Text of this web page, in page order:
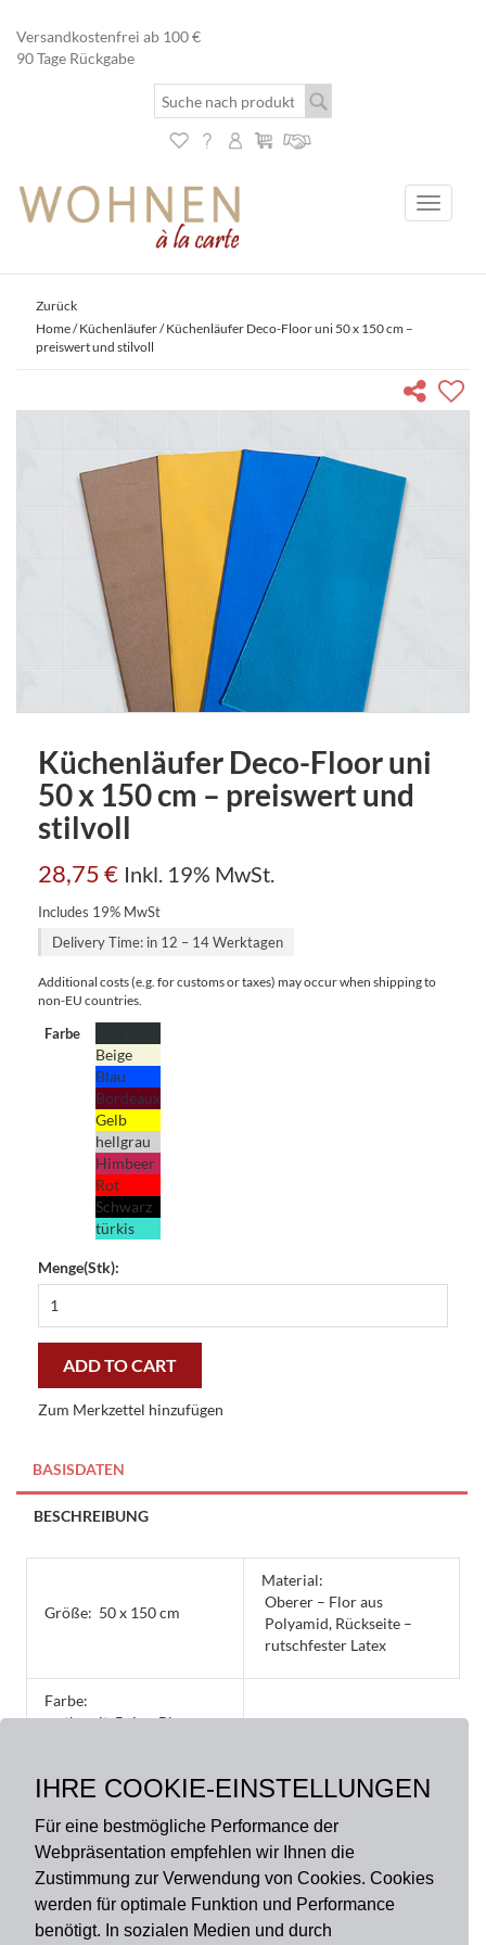
IHRE COOKIE-EINSTELLUNGEN
Für eine bestmögliche Performance der
Webpräsentation empfehlen wir Ihnen die
Zustimmung zur Verwendung von Cookies. Cookies
werden für optimale Funktion und Performance
benötigt. In sozialen Medien und durch
Versandkostenfrei ab 100 €
90 Tage Rückgabe
Toggle
Zurück
Home/Küchenläufer/ Küchenläufer Deco-Floor uni 50 x 150 cm –
preiswert und stilvoll
Küchenläufer Deco-Floor uni
50 x 150 cm – preiswert und
stilvoll
28,75€ Inkl. 19% MwSt.
Includes 19% MwSt
Delivery Time: in 12 – 14 Werktagen
Additional costs (e.g. for customs or taxes) may occur when shipping to
non-EU countries.
Farbe
Beige
Blau
Bordeaux
Gelb
hellgrau
Himbeer
Rot
Schwarz
türkis
Menge(Stk):
Deco-
x
-
preiswert
und
quantity
ADD TO CART
Zum Merkzettel hinzufügen
BASISDATEN
BESCHREIBUNG
Größe: 50 x 150 cm
Material:
Oberer – Flor aus
Polyamid, Rückseite –
rutschfester Latex
Farbe:
anthrazit, Beige, Blau,
türkis